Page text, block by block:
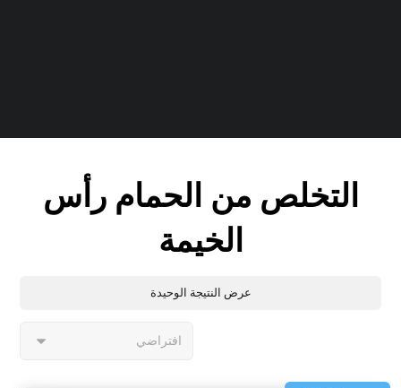
التخلص من الحمام رأس
الخيمة
عرض النتيجة الوحيدة